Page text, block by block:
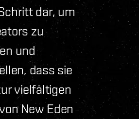
dar, um
zu
und
dass sie
vielfältigen
New Eden